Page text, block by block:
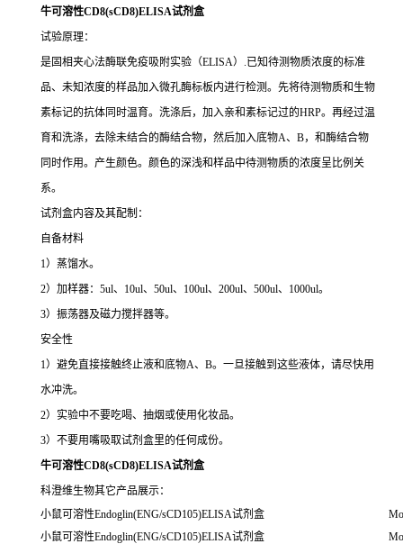
牛可溶性CD8(sCD8)ELISA试剂盒
试验原理：
是固相夹心法酶联免疫吸附实验（ELISA）.已知待测物质浓度的标准
品、未知浓度的样品加入微孔酶标板内进行检测。先将待测物质和生物
素标记的抗体同时温育。洗涤后，加入亲和素标记过的HRP。再经过温
育和洗涤，去除未结合的酶结合物，然后加入底物A、B，和酶结合物
同时作用。产生颜色。颜色的深浅和样品中待测物质的浓度呈比例关
系。
试剂盒内容及其配制：
自备材料
1）蒸馏水。
2）加样器：5ul、10ul、50ul、100ul、200ul、500ul、1000ul。
3）振荡器及磁力搅拌器等。
安全性
1）避免直接接触终止液和底物A、B。一旦接触到这些液体，请尽快用
水冲洗。
2）实验中不要吃喝、抽烟或使用化妆品。
3）不要用嘴吸取试剂盒里的任何成份。
牛可溶性CD8(sCD8)ELISA试剂盒
科澄维生物其它产品展示：
小鼠可溶性Endoglin(ENG/sCD105)ELISA试剂盒
小鼠可溶性Endoglin(ENG/sCD105)ELISA试剂盒